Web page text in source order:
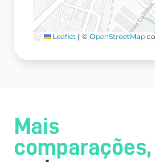
Leaflet | © OpenStreetMap
Mais
comparações,